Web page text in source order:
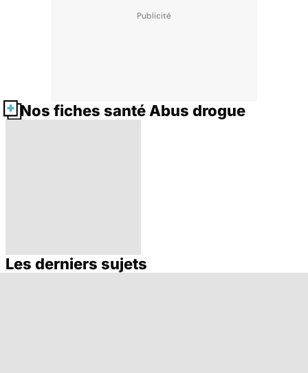
Nos fiches santé Abus drogue
Cannabis : une
Les derniers sujets